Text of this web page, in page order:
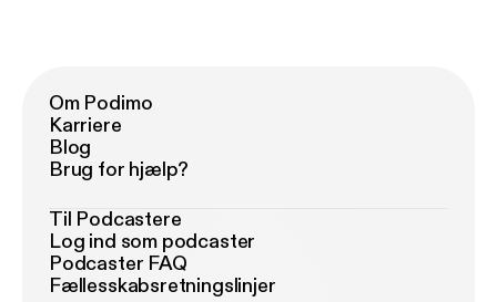
Om Podimo
Karriere
Blog
Brug for hjælp?
Til Podcastere
Log ind som podcaster
Podcaster FAQ
Fællesskabsretningslinjer